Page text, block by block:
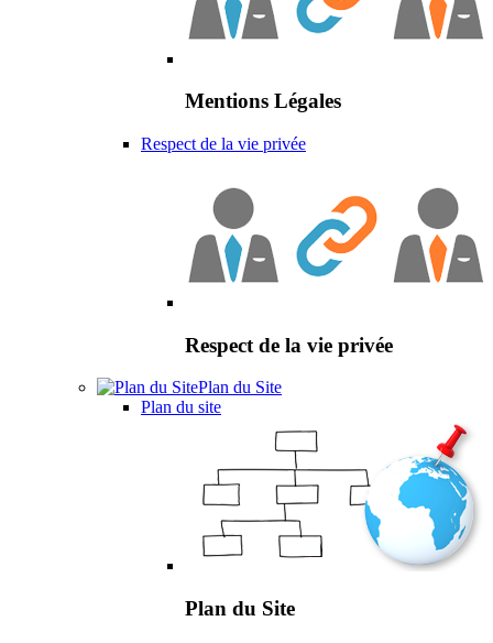
Mentions Légales
Respect de la vie privée
Respect de la vie privée
Plan du Site
Plan du site
Plan du Site